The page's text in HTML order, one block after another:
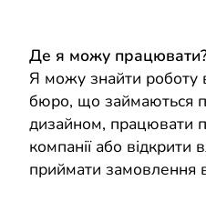
Де я можу
Я можу знайти роботу
бюро, що займаються
дизайном, працювати
компанії або відкрити
приймати замовлення